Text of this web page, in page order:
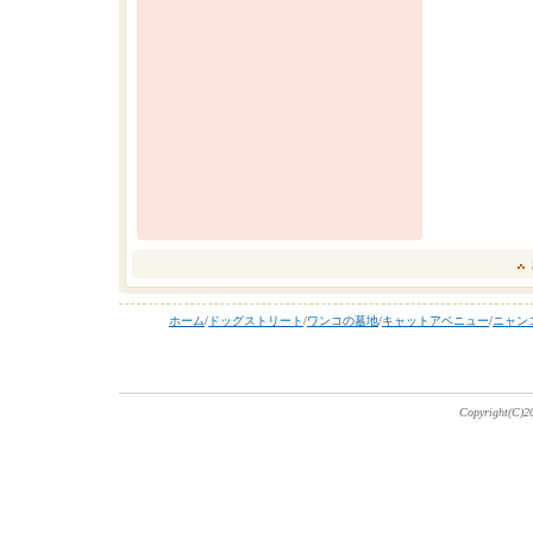
ホーム/ ドッグストリート/ワンコの墓地/キャットアベニュー/ニャン